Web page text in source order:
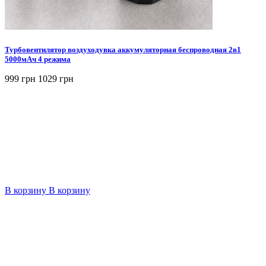
Турбовентилятор воздуходувка аккумуляторная беспроводная 2в1
5000мАч 4 режима
999 грн 1029 грн
В корзину В корзину